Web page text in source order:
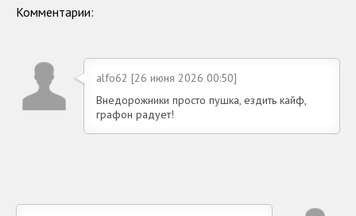
Комментарии:
alfo62 [26 июня 2026 00:50]
Внедорожники просто пушка, ездить кайф,
графон радует!